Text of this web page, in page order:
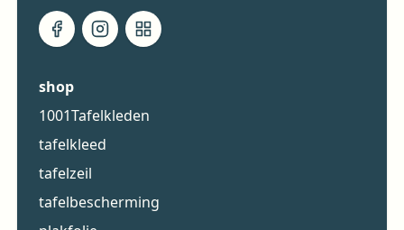
shop
1001Tafelkleden
tafelkleed
tafelzeil
tafelbescherming